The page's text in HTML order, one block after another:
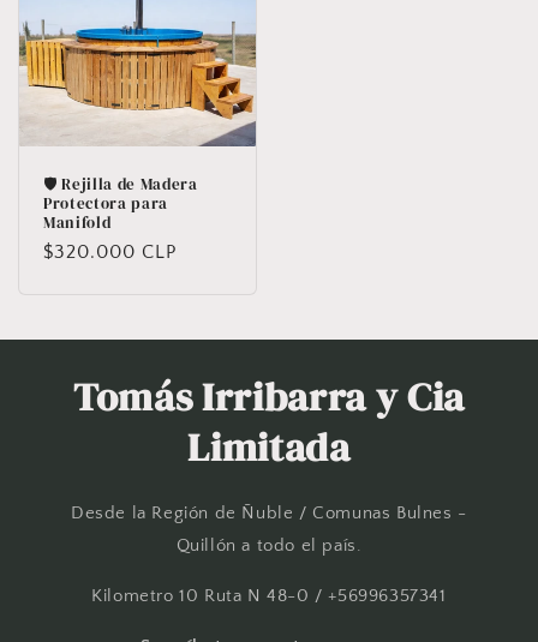
🛡️ Rejilla de Madera
Protectora para
Manifold
Precio
$320.000 CLP
Tomás Irribarra y Cia
Limitada
Desde la Región de Ñuble / Comunas Bulnes -
Quillón a todo el país.
Kilometro 10 Ruta N 48-0 / +56996357341